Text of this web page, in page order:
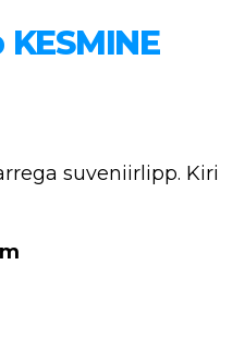
suveniirlipp. Kiri